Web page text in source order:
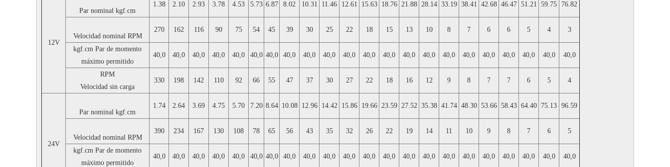
12V
Par nominal kgf.cm
1.38 2.10 2.93 3.78 4.53 5.73 6.87 8.02 10.31 11.46 12.61 15.63 18.76 21.88 28.14 33.19 38.41 42.68 46.47 51.21 59.75 76.82
Velocidad nominal RPM
270 162 116 90 75 54 45 39 30 25 22 18 15 13 10 8 7 6 6 5 4 3
kgf.cm Par de momento
máximo permitido
40,0 40,0 40,0 40,0 40,0 40,0 40,0 40,0 40,0 40,0 40,0 40,0 40,0 40,0 40,0 40,0 40,0 40,0 40,0 40,0 40,0 40,0
RPM
Velocidad sin carga
330 198 142 110 92 66 55 47 37 30 27 22 18 16 12 9 8 7 7 6 5 4
24V
Par nominal kgf.cm
1.74 2.64 3.69 4.75 5.70 7.20 8.64 10.08 12.96 14.42 15.86 19.66 23.59 27.52 35.38 41.74 48.30 53.66 58.43 64.40 75.13 96.59
Velocidad nominal RPM
390 234 167 130 108 78 65 56 43 35 32 26 22 19 14 11 10 9 8 7 6 5
kgf.cm Par de momento
máximo permitido
40,0 40,0 40,0 40,0 40,0 40,0 40,0 40,0 40,0 40,0 40,0 40,0 40,0 40,0 40,0 40,0 40,0 40,0 40,0 40,0 40,0 40,0